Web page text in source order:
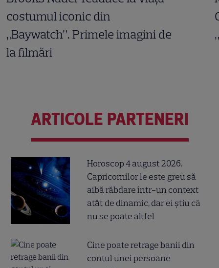
costumul iconic din
„Baywatch”. Primele imagini de
la filmări
ARTICOLE PARTENERI
Horoscop 4 august 2026.
Capricornilor le este greu să
aibă răbdare într-un context
atât de dinamic, dar ei știu că
nu se poate altfel
Cine poate retrage banii din
contul unei persoane